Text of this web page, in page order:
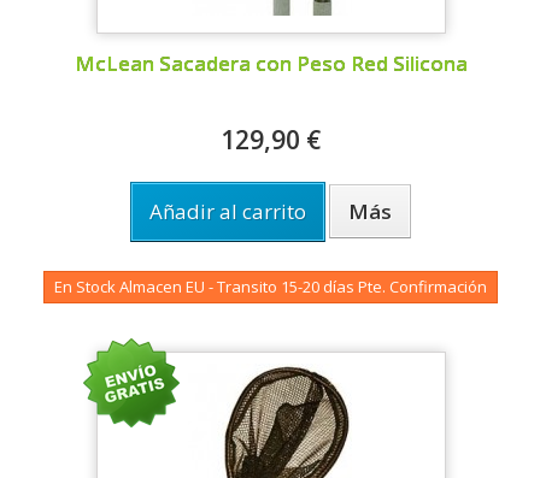
McLean Sacadera con Peso Red Silicona
129,90 €
Añadir al carrito Más
En Stock Almacen EU - Transito 15-20 días Pte. Confirmación